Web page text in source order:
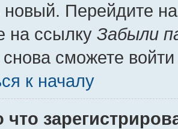
новый. Перейдите
на ссылку Забыли
сможете
к началу
что